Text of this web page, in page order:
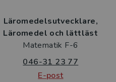
Läromedelsutvecklare
Läromedel och lättläst
Matematik F-6
046-31 23 77
E-post